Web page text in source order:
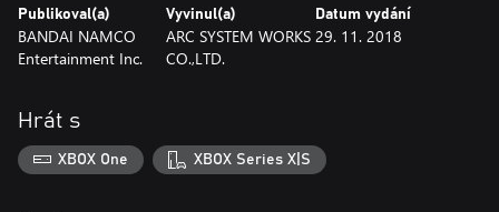
DRAGON BALL FighterZ game required; sold separately.
Publikoval(a)
BANDAI NAMCO
Entertainment Inc.
Vyvinul(a)
ARC SYSTEM WORKS
CO.,LTD.
Datum vydání
29. 11. 2018
Hrát s
XBOX One XBOX Series X|S